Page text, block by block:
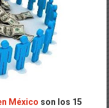
México son los 15